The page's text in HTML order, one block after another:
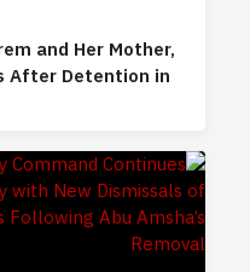
and Her Mother,
After Detention in